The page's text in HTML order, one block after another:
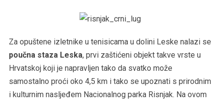
Za opuštene izletnike u tenisicama u dolini Leske nalazi se
poučna staza Leska, prvi zaštićeni objekt takve vrste u
Hrvatskoj koji je napravljen tako da svatko može
samostalno proći oko 4,5 km i tako se upoznati s prirodnim
i kulturnim nasljeđem Nacionalnog parka Risnjak. Na ovom